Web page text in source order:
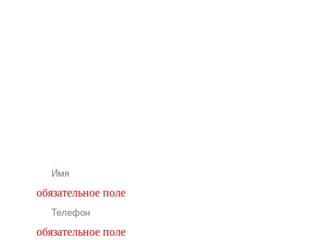
обязательное поле
обязательное поле